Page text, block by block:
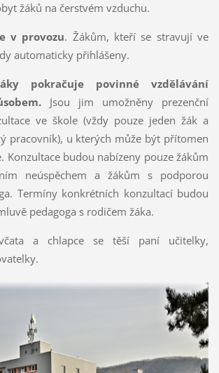
žáků na čerstvém vzduchu.
v provozu. Žákům, kteří se stravují ve
automaticky přihlášeny.
pokračuje povinné vzdělávání
Jsou jim umožněny prezenční
ve škole (vždy pouze jeden žák a
pracovník), u kterých může být přítomen
Konzultace budou nabízeny pouze žákům
neúspěchem a žákům s podporou
Termíny konkrétních konzultací budou
pedagoga s rodičem žáka.
a chlapce se těší paní učitelky,